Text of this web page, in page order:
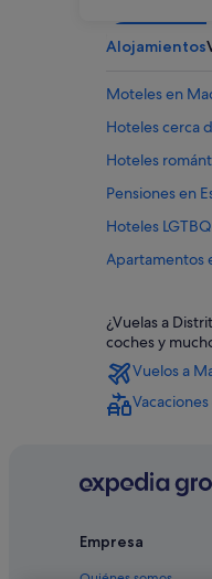
Alojamientos
Moteles en
Hoteles cerca
Hoteles
Pensiones en
Hoteles
Apartamentos
Hoteles de 3
Hoteles que
Hoteles
Hoteles de
¿Vuelas a
coches y
Vuelos a
Empresa